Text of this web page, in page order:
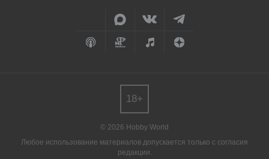
© 2026 Hobby World
Любое использование материалов допускается только с согласия
редакции.
18+